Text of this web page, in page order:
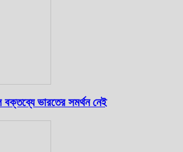
বক্তব্যে ভারতের সমর্থন নেই